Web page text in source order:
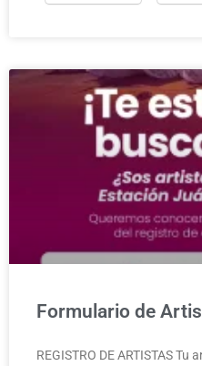
Formulario de
REGISTRO DE ARTISTAS Tu